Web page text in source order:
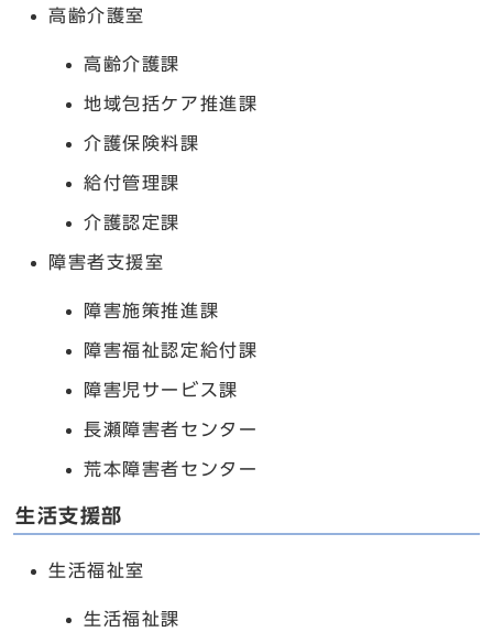
高齢介護室
高齢介護課
地域包括ケア推進課
介護保険料課
給付管理課
介護認定課
障害者支援室
障害施策推進課
障害福祉認定給付課
障害児サービス課
長瀬障害者センター
荒本障害者センター
生活支援部
生活福祉室
生活福祉課